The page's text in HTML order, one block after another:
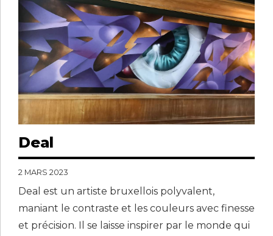
Deal
2 MARS 2023
Deal est un artiste bruxellois polyvalent,
maniant le contraste et les couleurs avec finesse
et précision. Il se laisse inspirer par le monde qui